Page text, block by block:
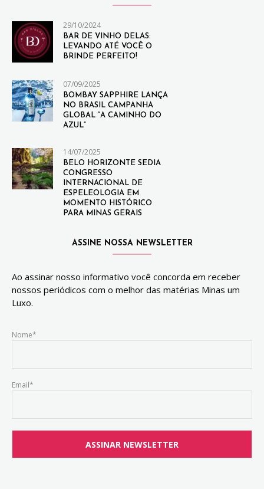
29/10/2024
BAR DE VINHO DELAS:
LEVANDO ATÉ VOCÊ O
BRINDE PERFEITO!
07/09/2025
BOMBAY SAPPHIRE LANÇA
NO BRASIL CAMPANHA
GLOBAL “A CAMINHO DO
AZUL”
14/07/2025
BELO HORIZONTE SEDIA
CONGRESSO
INTERNACIONAL DE
ESPELEOLOGIA EM
MOMENTO HISTÓRICO
PARA MINAS GERAIS
ASSINE NOSSA NEWSLETTER
Ao assinar nosso informativo você concorda em receber
nossos periódicos com o melhor das matérias Minas um
Luxo.
Nome*
Email*